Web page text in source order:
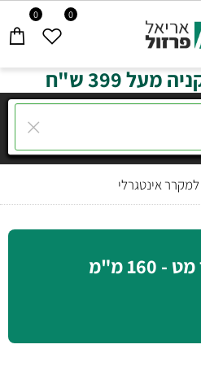
0 0
399 ש"ח
למקרר אינטגרלי
ידית Square שחור מט - 160 מ"מ